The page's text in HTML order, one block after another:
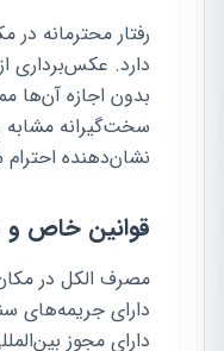
رفتار محترمانه
دارد. عکس‌برداری
بدون اجازه آن‌ها
سخت‌گیرانه مشابه
نشان‌دهنده
قوانین خاص
مصرف الکل در
دارای جریمه‌های
دارای مجوز